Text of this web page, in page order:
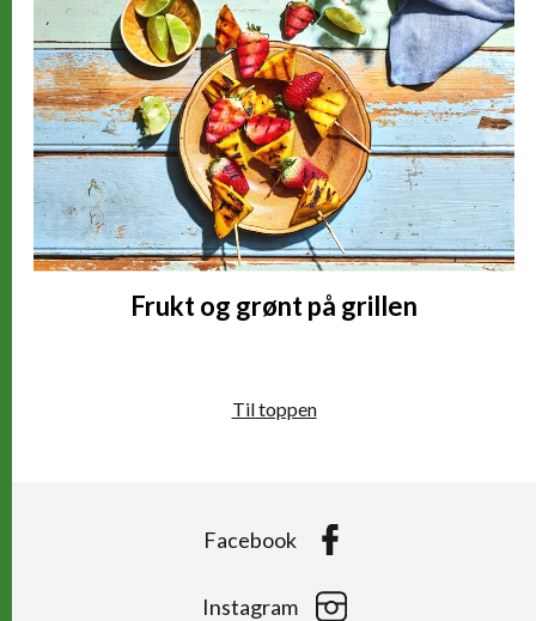
Protein 1,07 g
Kobber (Cu) 0,11 mg(11% *)
Frukt og grønt på grillen
Til toppen
Facebook
Instagram